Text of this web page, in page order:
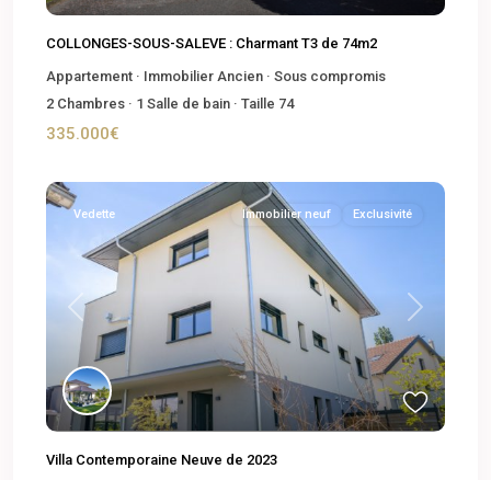
COLLONGES-SOUS-SALEVE : Charmant T3 de 74m2
Appartement · Immobilier Ancien · Sous compromis
2 Chambres · 1 Salle de bain · Taille 74
335.000€
Previous Next
Vedette Immobilier neuf Exclusivité
Villa Contemporaine Neuve de 2023